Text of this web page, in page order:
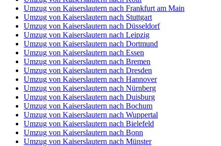
Umzug von Kaiserslautern nach Frankfurt am Main
Umzug von Kaiserslautern nach Stuttgart
Umzug von Kaiserslautern nach Düsseldorf
Umzug von Kaiserslautern nach Leipzig
Umzug von Kaiserslautern nach Dortmund
Umzug von Kaiserslautern nach Essen
Umzug von Kaiserslautern nach Bremen
Umzug von Kaiserslautern nach Dresden
Umzug von Kaiserslautern nach Hannover
Umzug von Kaiserslautern nach Nürnberg
Umzug von Kaiserslautern nach Duisburg
Umzug von Kaiserslautern nach Bochum
Umzug von Kaiserslautern nach Wuppertal
Umzug von Kaiserslautern nach Bielefeld
Umzug von Kaiserslautern nach Bonn
Umzug von Kaiserslautern nach Münster